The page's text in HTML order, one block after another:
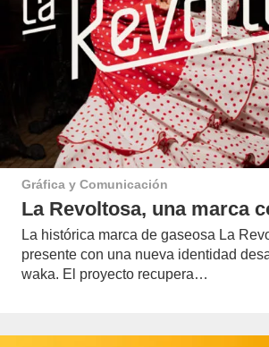
Gráfica y Comunicación
La Revoltosa, una marca
La histórica marca de gaseosa La
presente con una nueva identidad
waka. El proyecto recupera…